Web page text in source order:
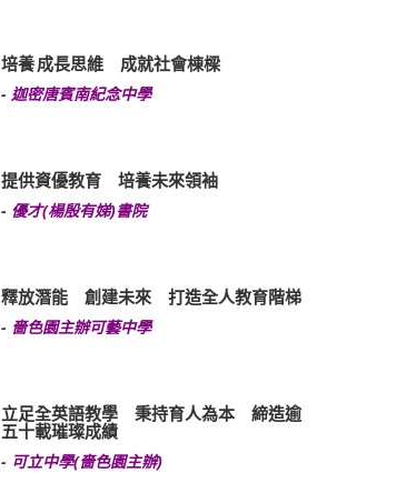
培養 成長思維 成就社會棟樑
-迦密唐賓南紀念中學
提供資優教育 培養未來領袖
- 優才(楊殷有娣)書院
釋放潛能 創建未來 打造全人教育階梯
- 嗇色園主辦可藝中學
立足全英語教學 秉持育人為本 締造逾
五十載璀璨成績
- 可立中學(嗇色園主辦)